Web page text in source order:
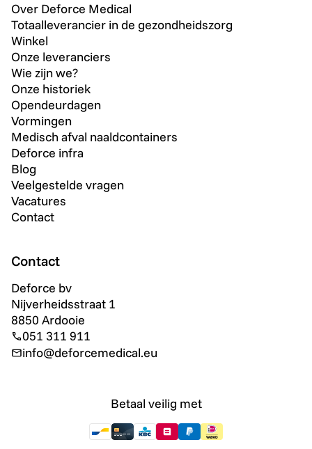
Over Deforce Medical
Totaalleverancier in de gezondheidszorg
Winkel
Onze leveranciers
Wie zijn we?
Onze historiek
Opendeurdagen
Vormingen
Medisch afval naaldcontainers
Deforce infra
Blog
Veelgestelde vragen
Vacatures
Contact
Contact
Deforce bv
Nijverheidsstraat 1
8850 Ardooie
051 311 911
info@deforcemedical.eu
Betaal veilig met